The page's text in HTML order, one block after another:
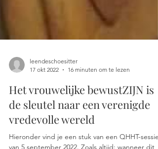
17 okt 2022
16 minuten om te lezen
Het vrouwelijke bewustZIJN is
de sleutel naar een verenigde
vredevolle wereld